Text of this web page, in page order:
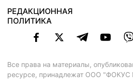
РЕДАКЦИОННАЯ
ПОЛИТИКА
Все права на материалы,
ресурсе, принадлежат ООО